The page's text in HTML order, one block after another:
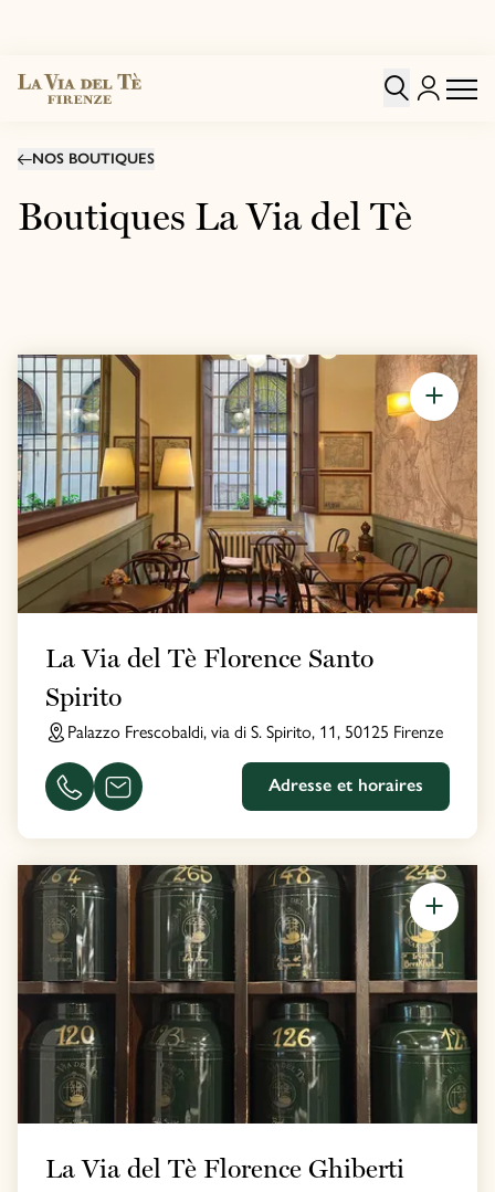
NOS BOUTIQUES
Boutiques La Via del Tè
La Via del Tè Florence Santo
Spirito
Palazzo Frescobaldi, via di S. Spirito, 11, 50125 Firenze
Adresse et horaires
La Via del Tè Florence Ghiberti